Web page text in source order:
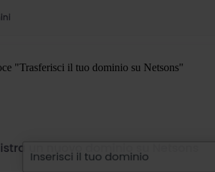
"Trasferisci il tuo dominio su Netsons"